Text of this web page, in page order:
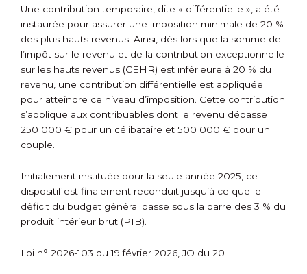
Une contribution temporaire, dite « différentielle », a été
instaurée pour assurer une imposition minimale de 20 %
des plus hauts revenus. Ainsi, dès lors que la somme de
l’impôt sur le revenu et de la contribution exceptionnelle
sur les hauts revenus (CEHR) est inférieure à 20 % du
revenu, une contribution différentielle est appliquée
pour atteindre ce niveau d’imposition. Cette contribution
s’applique aux contribuables dont le revenu dépasse
250 000 € pour un célibataire et 500 000 € pour un
couple.
Initialement instituée pour la seule année 2025, ce
dispositif est finalement reconduit jusqu’à ce que le
déficit du budget général passe sous la barre des 3 % du
produit intérieur brut (PIB).
Loi n° 2026-103 du 19 février 2026, JO du 20